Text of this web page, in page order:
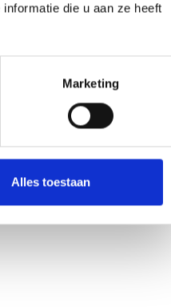
die u aan ze heeft
Marketing
Alles toestaan
als een